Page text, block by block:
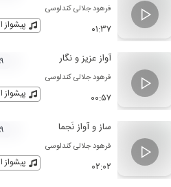
فرهود جلالی کندلوسی
۰۱:۳۷ پیشواز
آواز عزیز و نگار
فرهود جلالی کندلوسی
۰۰:۵۷ پیشواز
ساز و آواز نَجما
فرهود جلالی کندلوسی
۰۲:۰۲ پیشواز